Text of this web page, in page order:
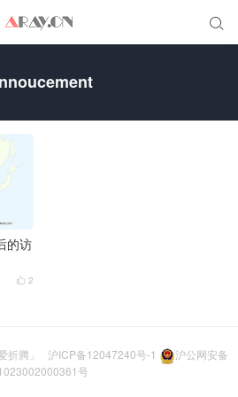

的访
 2
折腾」 沪ICP备12047240号-1
沪公网安备
号